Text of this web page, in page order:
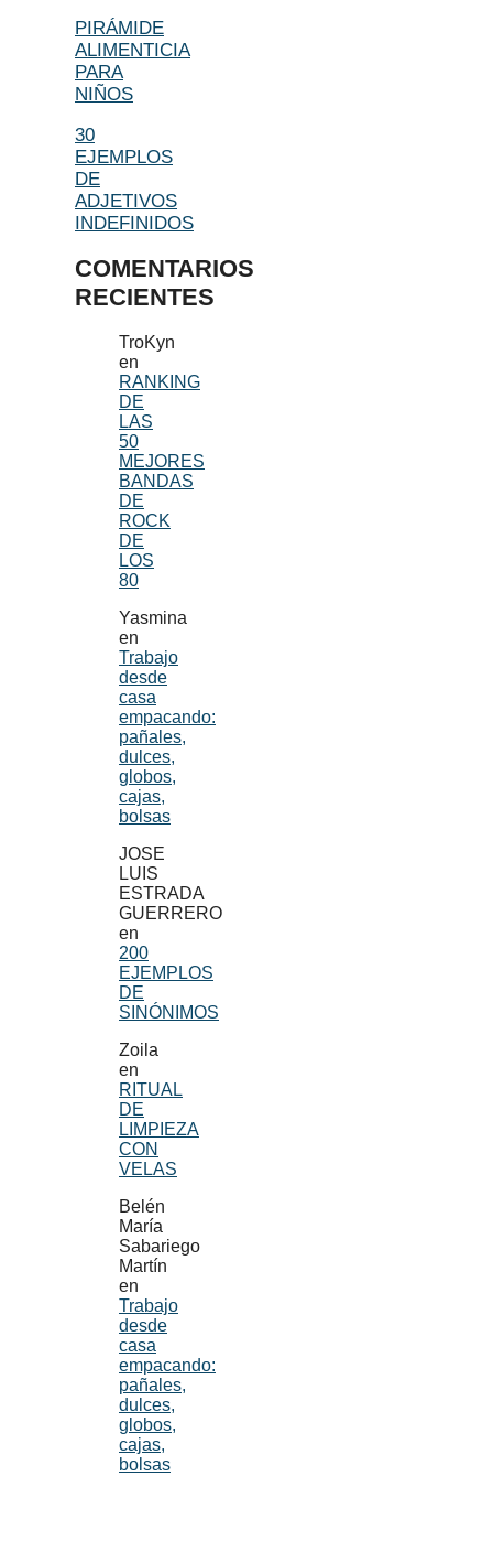
PIRÁMIDE
ALIMENTICIA
PARA
NIÑOS
30
EJEMPLOS
DE
ADJETIVOS
INDEFINIDOS
COMENTARIOS
RECIENTES
TroKyn
en
RANKING
DE
LAS
50
MEJORES
BANDAS
DE
ROCK
DE
LOS
80
Yasmina
en
Trabajo
desde
casa
empacando:
pañales,
dulces,
globos,
cajas,
bolsas
JOSE
LUIS
ESTRADA
GUERRERO
en
200
EJEMPLOS
DE
SINÓNIMOS
Zoila
en
RITUAL
DE
LIMPIEZA
CON
VELAS
Belén
María
Sabariego
Martín
en
Trabajo
desde
casa
empacando:
pañales,
dulces,
globos,
cajas,
bolsas